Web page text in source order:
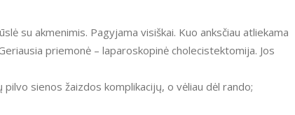
su akmenimis. Pagyjama visiškai. Kuo anksčiau atliekama
priemonė – laparoskopinė cholecistektomija. Jos
sienos žaizdos komplikacijų, o vėliau dėl rando;